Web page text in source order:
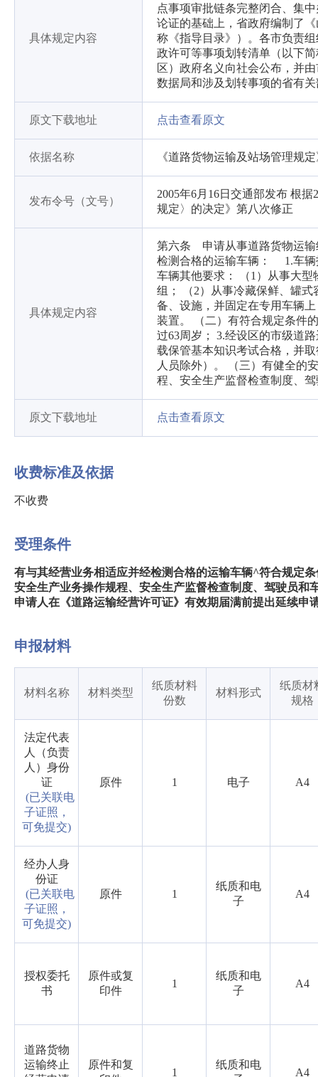
具体规定内容
点事项审批链条完整闭合、集
论证的基础上，省政府编制了
称《指导目录》）。各市负责
政许可等事项划转清单（以下
区）政府名义向社会公布，并
数据局和涉及划转事项的省有
原文下载地址 点击查看原文
依据名称 《道路货物运输及站场管理规
发布令号（文号）
2005年6月16日交通部发布 根
规定〉的决定》第八次修正
具体规定内容
第六条 申请从事道路货物运输
检测合格的运输车辆： 1.车辆
车辆其他要求： （1）从事大
组； （2）从事冷藏保鲜、罐
备、设施，并固定在专用车辆
装置。 （二）有符合规定条件
过63周岁； 3.经设区的市级道
载保管基本知识考试合格，并
人员除外）。 （三）有健全的
程、安全生产监督检查制度、
原文下载地址 点击查看原文
收费标准及依据
不收费
受理条件
有与其经营业务相适应并经检测合格的运输车辆^符合规定
安全生产业务操作规程、安全生产监督检查制度、驾驶员
申请人在《道路运输经营许可证》有效期届满前提出延续
申报材料
材料名称 材料类型
纸质材料
份数
材料形式
纸质材
规格
法定代表
人（负责
人）身份
证
(已关联电
子证照，
可免提交)
原件 1 电子 A4
经办人身
份证
(已关联电
子证照，
可免提交)
原件 1
纸质和电
子
A4
授权委托
书
原件或复
印件
1
纸质和电
子
A4
道路货物
运输终止
原件和复
1
纸质和电
A4